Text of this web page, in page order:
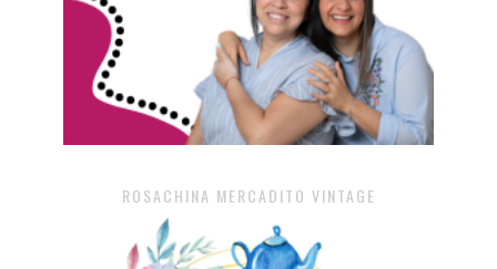
ROSACHINA MERCADITO VINTAGE